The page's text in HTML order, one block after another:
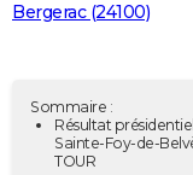
Forum
Aménagement intérieur
Extérieur
Cuisine
Salle de bains
Jardinage
Rangement
+
Art de vivre
Bien-être
Loisirs
ModeModes de vie
SANTE
Bergerac (24100)
Sommaire :
Résultat
Sainte-Foy-de-
TOUR